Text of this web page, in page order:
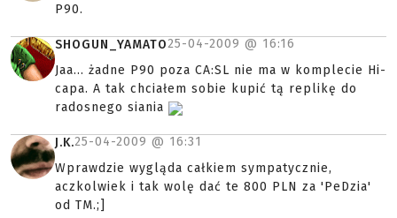
P90.
SHOGUN_YAMATO25-04-2009 @ 16:16
Jaa... żadne P90 poza CA:SL nie ma w komplecie Hi-
capa. A tak chciałem sobie kupić tą replikę do
radosnego siania
J.K.25-04-2009 @ 16:31
Wprawdzie wygląda całkiem sympatycznie,
aczkolwiek i tak wolę dać te 800 PLN za 'PeDzia'
od TM.;]